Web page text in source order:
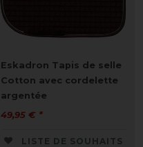
Eskadron Tapis de selle
Cotton avec cordelette
argentée
49,95 € *
LISTE DE SOUHAITS